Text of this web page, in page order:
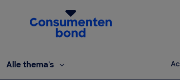
Homepage van de Consumentenbond
Alle thema's